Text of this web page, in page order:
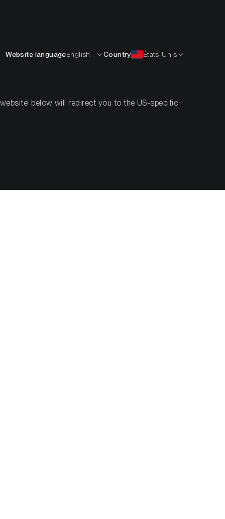
Website languageEnglish Country États-Unis
below will redirect you to the US-specific